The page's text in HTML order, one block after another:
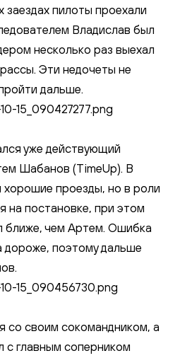
пилоты проехали
Владислав был
несколько раз выехал
Эти недочеты не
дальше.
уже действующий
Шабанов (TimeUp). В
хорошие проезды, но в роли
на постановке, при этом
ближе, чем Артем. Ошибка
дороже, поэтому дальше
со своим сокомандником, а
с главным соперником